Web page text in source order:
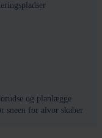
og planlægge
sneen for alvor skaber